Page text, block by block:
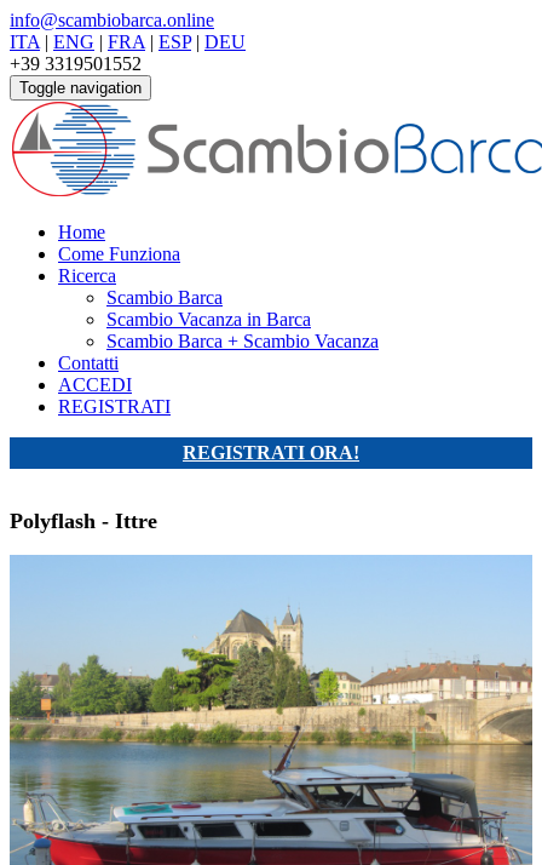
info@scambiobarca.online
ITA | ENG | FRA | ESP| DEU
+39 3319501552
Toggle navigation
Home
Come Funziona
Ricerca
Scambio Barca
Scambio Vacanza in Barca
Scambio Barca + Scambio Vacanza
Contatti
ACCEDI
REGISTRATI
REGISTRATI ORA!
Polyflash - Ittre